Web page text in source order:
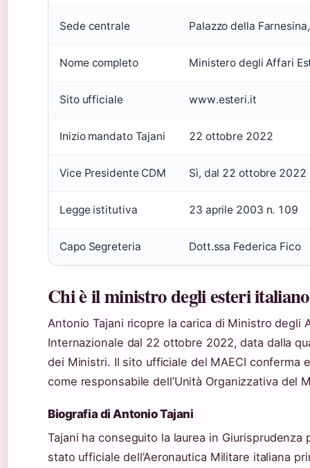
Sede centrale Palazzo della
Nome completo Ministero degli Affari
Sito ufficiale www.esteri.it
Inizio mandato Tajani 22 ottobre 2022
Vice Presidente CDM Sì, dal 22 ottobre 2022
Legge istitutiva 23 aprile 2003 n. 109
Capo Segreteria Dott.ssa Federica Fico
Chi è il ministro degli esteri
Antonio Tajani ricopre la carica di Ministro degli
Internazionale dal 22 ottobre 2022, data dalla
dei Ministri. Il sito ufficiale del MAECI conferma
come responsabile dell’Unità Organizzativa del
Biografia di Antonio Tajani
Tajani ha conseguito la laurea in Giurisprudenza
stato ufficiale dell’Aeronautica Militare italiana